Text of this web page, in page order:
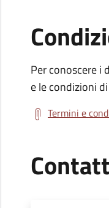
Per conoscere i
e le condizioni
Termini e